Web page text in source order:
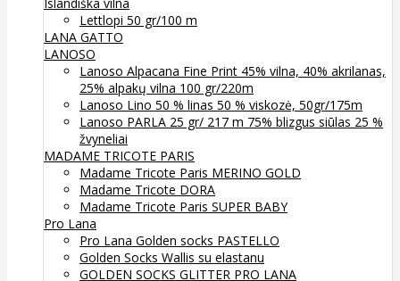
Lettlopi 50 gr/100 m
LANA GATTO
LANOSO
Lanoso Alpacana Fine Print 45% vilna, 40% akrilanas,
25% alpakų vilna 100 gr/220m
Lanoso Lino 50 % linas 50 % viskozė, 50gr/175m
Lanoso PARLA 25 gr/ 217 m 75% blizgus siūlas 25 %
žvyneliai
MADAME TRICOTE PARIS
Madame Tricote Paris MERINO GOLD
Madame Tricote DORA
Madame Tricote Paris SUPER BABY
Pro Lana
Pro Lana Golden socks PASTELLO
Golden Socks Wallis su elastanu
GOLDEN SOCKS GLITTER PRO LANA